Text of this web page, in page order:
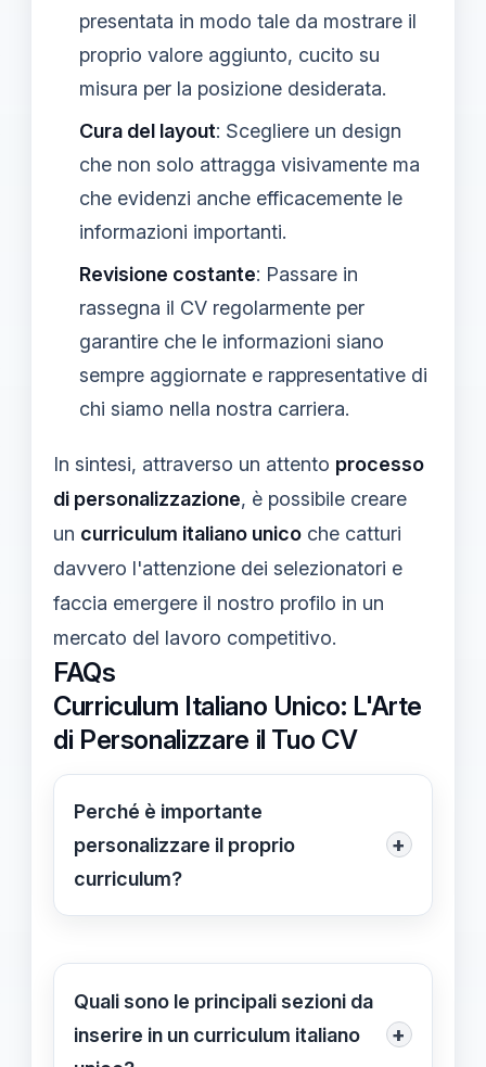
presentata in modo tale da mostrare il
proprio valore aggiunto, cucito su
misura per la posizione desiderata.
Cura del layout: Scegliere un design
che non solo attragga visivamente ma
che evidenzi anche efficacemente le
informazioni importanti.
Revisione costante: Passare in
rassegna il CV regolarmente per
garantire che le informazioni siano
sempre aggiornate e rappresentative di
chi siamo nella nostra carriera.
In sintesi, attraverso un attento processo
di personalizzazione, è possibile creare
un curriculum italiano unico che catturi
davvero l'attenzione dei selezionatori e
faccia emergere il nostro profilo in un
mercato del lavoro competitivo.
FAQs
Curriculum Italiano Unico: L'Arte
di Personalizzare il Tuo CV
Perché è importante
personalizzare il proprio
curriculum?
+
Personalizzare il curriculum è
di lavoro che abbiamo compreso le
loro esigenze specifiche. Un CV
personalizzato evidenzia le
Quali sono le principali sezioni da
inserire in un curriculum italiano
+